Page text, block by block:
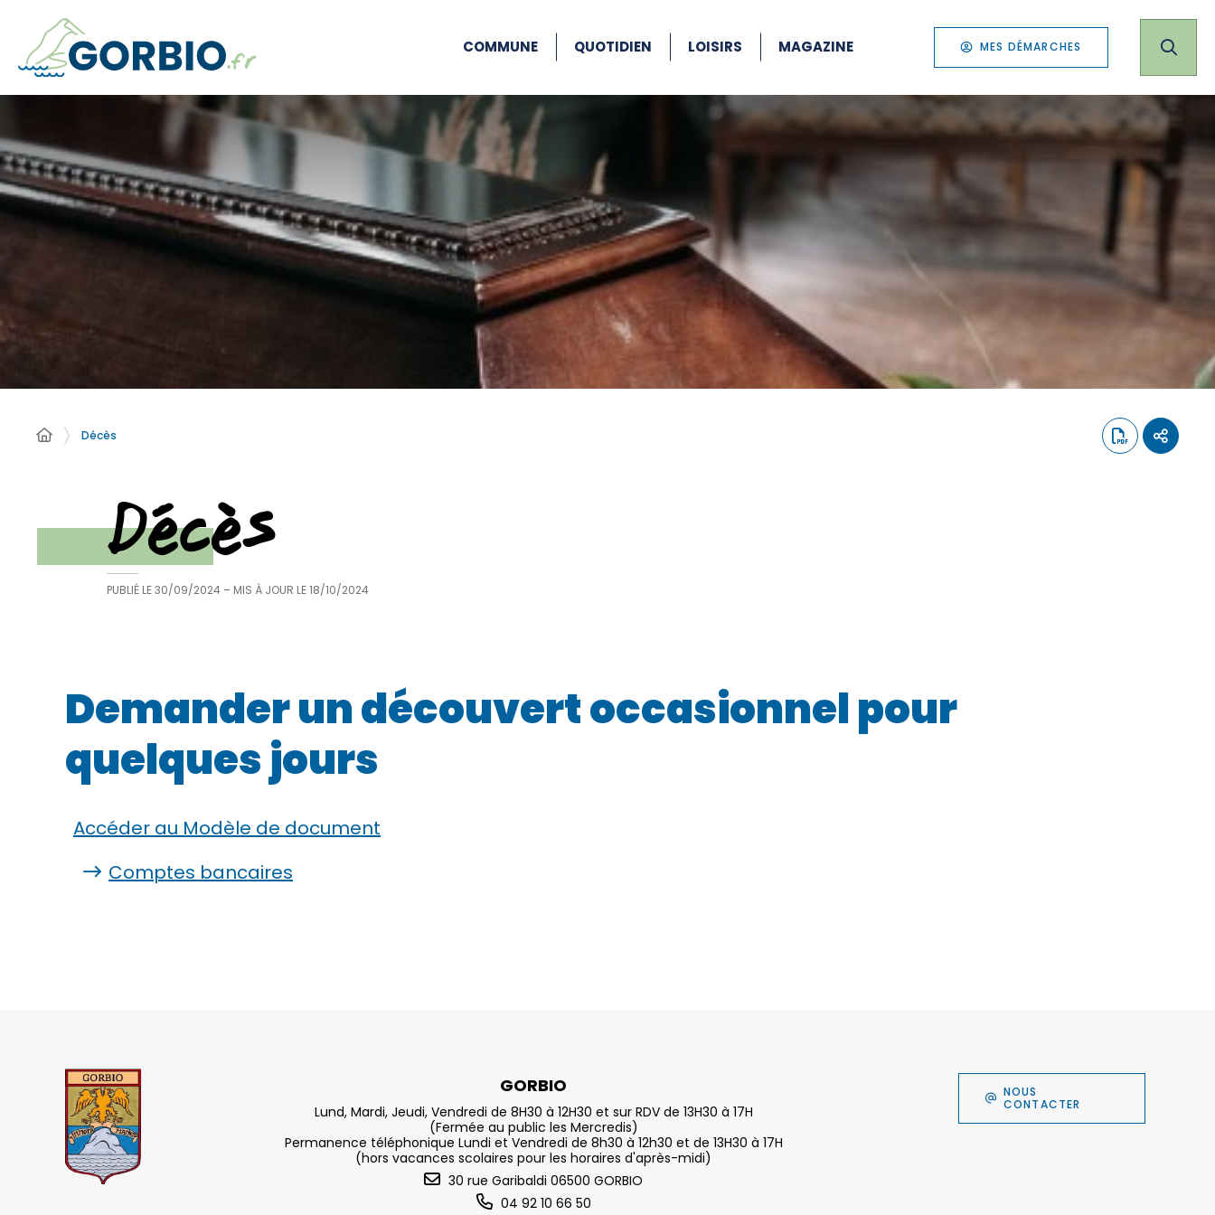
COMMUNE QUOTIDIEN LOISIRS MAGAZINE MES DÉMARCHES
Décès
Décès
PUBLIÉ LE30/09/2024 – MIS À JOUR LE18/10/2024
Demander un découvert occasionnel pour
quelques jours
Accéder au Modèle de document
Comptes bancaires
GORBIO
Lund, Mardi, Jeudi, Vendredi de 8H30 à 12H30 et sur RDV de 13H30 à 17H
(Fermée au public les Mercredis)
Permanence téléphonique Lundi et Vendredi de 8h30 à 12h30 et de 13H30 à 17H
(hors vacances scolaires pour les horaires d'après-midi)
30 rue Garibaldi 06500 GORBIO
04 92 10 66 50
NOUS
CONTACTER